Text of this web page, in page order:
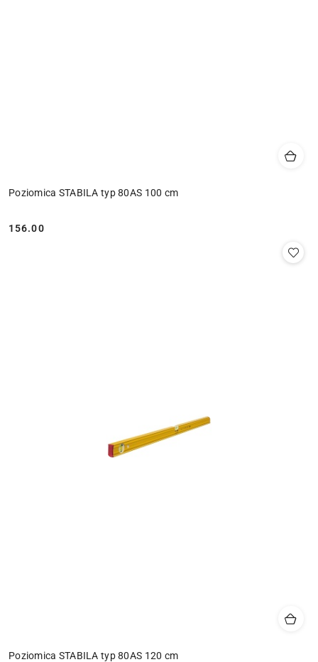
Poziomica STABILA typ 80AS 100 cm
Cena:
156.00
Poziomica STABILA typ 80AS 120 cm